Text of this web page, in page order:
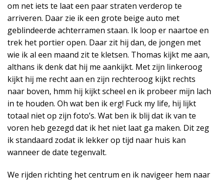
om net iets te laat een paar straten verderop te
arriveren. Daar zie ik een grote beige auto met
geblindeerde achterramen staan. Ik loop er naartoe en
trek het portier open. Daar zit hij dan, de jongen met
wie ik al een maand zit te kletsen. Thomas kijkt me aan,
althans ik denk dat hij me aankijkt. Met zijn linkeroog
kijkt hij me recht aan en zijn rechteroog kijkt rechts
naar boven, hmm hij kijkt scheel en ik probeer mijn lach
in te houden. Oh wat ben ik erg! Fuck my life, hij lijkt
totaal niet op zijn foto’s. Wat ben ik blij dat ik van te
voren heb gezegd dat ik het niet laat ga maken. Dit zeg
ik standaard zodat ik lekker op tijd naar huis kan
wanneer de date tegenvalt.
We rijden richting het centrum en ik navigeer hem naar